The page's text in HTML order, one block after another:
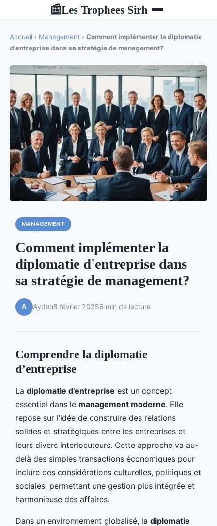
📰Les Trophees Sirh
Accueil › Management › Comment implémenter la diplomatie
d'entreprise dans sa stratégie de management?
MANAGEMENT
Comment implémenter la
diplomatie d'entreprise dans
sa stratégie de management?
A Ayden8 février 20256 min de lecture
Comprendre la diplomatie
d’entreprise
La diplomatie d’entreprise est un concept
essentiel dans le management moderne. Elle
repose sur l’idée de construire des relations
solides et stratégiques entre les entreprises et
leurs divers interlocuteurs. Cette approche va au-
delà des simples transactions économiques pour
inclure des considérations culturelles, politiques et
sociales, permettant une gestion plus intégrée et
harmonieuse des affaires.
Dans un environnement globalisé, la diplomatie